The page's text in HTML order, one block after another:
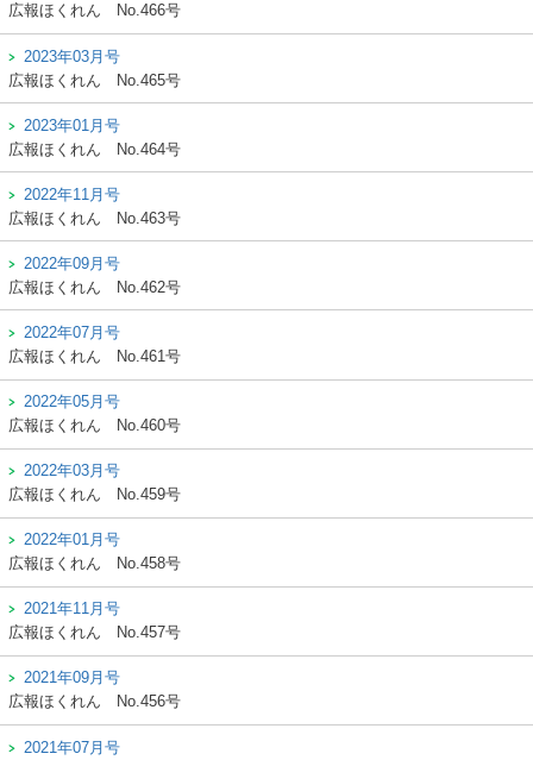
広報ほくれん
No.466号
2023年03月号
広報ほくれん
No.465号
2023年01月号
広報ほくれん
No.464号
2022年11月号
広報ほくれん
No.463号
2022年09月号
広報ほくれん
No.462号
2022年07月号
広報ほくれん
No.461号
2022年05月号
広報ほくれん
No.460号
2022年03月号
広報ほくれん
No.459号
2022年01月号
広報ほくれん
No.458号
2021年11月号
広報ほくれん
No.457号
2021年09月号
広報ほくれん
No.456号
2021年07月号